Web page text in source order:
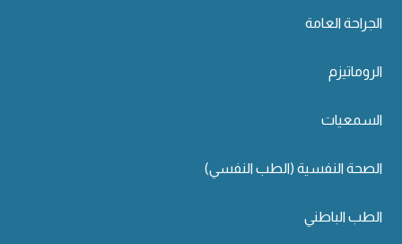
الجراحة العامة
الروماتيزم
السمعيات
الصحة النفسية (الطب النفسي)
الطب الباطني